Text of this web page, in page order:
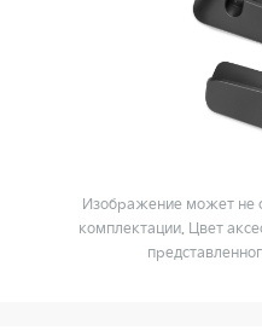
Изображение может не
комплектации. Цвет